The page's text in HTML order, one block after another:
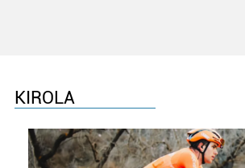
KIROLA